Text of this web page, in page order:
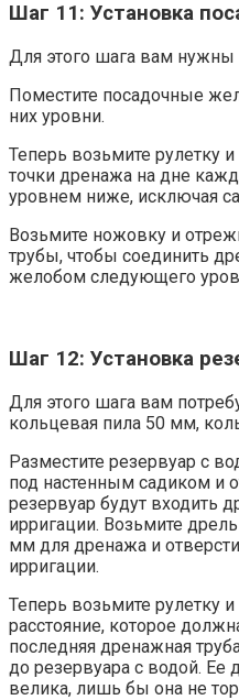
Шаг 11: Установка
Для этого шага вам нужны
Поместите посадочные
них уровни.
Теперь возьмите рулетку
точки дренажа на дне
уровнем ниже, исключая
Возьмите ножовку и
трубы, чтобы соединить
желобом следующего
Шаг 12: Установка
Для этого шага вам
кольцевая пила 50 мм,
Разместите резервуар с
под настенным садиком и
резервуар будут входить
ирригации. Возьмите
мм для дренажа и
ирригации.
Теперь возьмите рулетку
расстояние, которое
последняя дренажная
до резервуара с водой. Ее
велика, лишь бы она не